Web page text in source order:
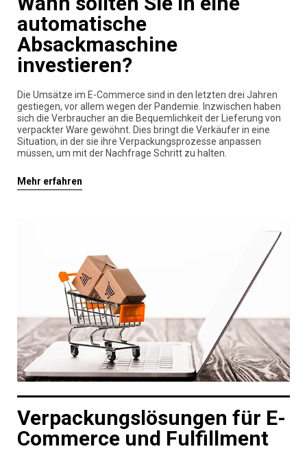
automatische
Absackmaschine
investieren?
Die Umsätze im E-Commerce sind in den letzten drei Jahren
gestiegen, vor allem wegen der Pandemie. Inzwischen haben
sich die Verbraucher an die Bequemlichkeit der Lieferung von
verpackter Ware gewöhnt. Dies bringt die Verkäufer in eine
Situation, in der sie ihre Verpackungsprozesse anpassen
müssen, um mit der Nachfrage Schritt zu halten.
Mehr erfahren
Verpackungslösungen für E-
Commerce und Fulfillment